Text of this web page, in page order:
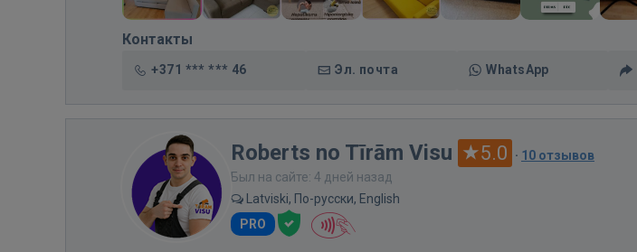
Контакты
+371 *** *** 46 Эл. почта WhatsApp
Roberts no Tīrām Visu 5.0 · 10 отзывов
Был на сайте: 4 дней назад
Latviski, По-русски, English
PRO